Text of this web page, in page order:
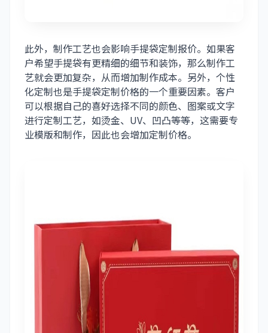
此外，制作工艺也会影响手提袋定制报价。如果客
户希望手提袋有更精细的细节和装饰，那么制作工
艺就会更加复杂，从而增加制作成本。另外，个性
化定制也是手提袋定制价格的一个重要因素。客户
可以根据自己的喜好选择不同的颜色、图案或文字
进行定制工艺，如烫金、 UV、 凹凸等等，这需要专
业模版和制作，因此也会增加定制价格。